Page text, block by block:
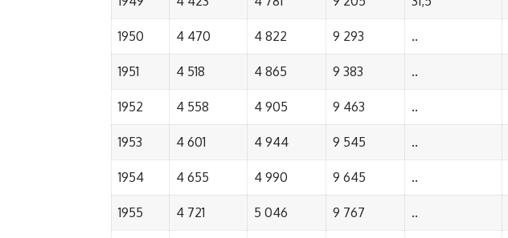
1950 4 470 4 822 9 293 ..
1951 4 518 4 865 9 383 ..
1952 4 558 4 905 9 463 ..
1953 4 601 4 944 9 545 ..
1954 4 655 4 990 9 645 ..
1955 4 721 5 046 9 767 ..